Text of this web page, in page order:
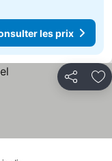
les prix
Partager